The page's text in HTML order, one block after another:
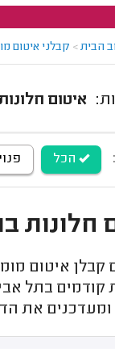
הבית> קבלני איטום
איטום
הכל
חלונות
איטום
קודמים בתל
את